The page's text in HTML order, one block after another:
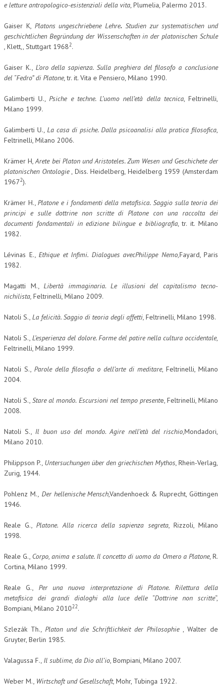
e letture antropologico-esistenziali della vita, Plumelia, Palermo 2013.
Gaiser K, Platons ungeschriebene Lehre. Studien zur systematischen und
geschichtlichen Begründung der Wissenschaften in der platonischen Schule
, Klett,, Stuttgart 19682.
Gaiser K., L’oro della sapienza. Sulla preghiera del filosofo a conclusione
del “Fedro” di Platone, tr. it. Vita e Pensiero, Milano 1990.
Galimberti U.,Psiche e techne. L’uomo nell’età della tecnica, Feltrinelli,
Milano 1999.
Galimberti U., La casa di psiche. Dalla psicoanalisi alla pratica filosofica,
Feltrinelli, Milano 2006.
Krämer H,Arete bei Platon und Aristoteles. Zum Wesen und Geschichete der
platonischen Ontologie, Diss. Heidelberg, Heidelberg 1959 (Amsterdam
19672).
Krämer H.,Platone e i fondamenti della metafisica. Saggio sulla teoria dei
principi e sulle dottrine non scritte di Platone con una raccolta dei
documenti fondamentali in edizione bilingue e bibliografia, tr. it. Milano
1982.
Lévinas E., Ethique et Infimi. Dialogues avecPhilippe Nemo,Fayard, Paris
1982.
Magatti M., Libertà immaginaria. Le illusioni del capitalismo tecno-
nichilista, Feltrinelli, Milano 2009.
Natoli S., La felicità. Saggio di teoria degli affetti, Feltrinelli, Milano 1998.
Natoli S., L’esperienza del dolore. Forme del patire nella cultura occidentale,
Feltrinelli, Milano 1999.
Natoli S., Parole della filosofia o dell’arte di meditare, Feltrinelli, Milano
2004.
Natoli S.,Stare al mondo. Escursioni nel tempo presente, Feltrinelli, Milano
2008.
Natoli S., Il buon uso del mondo. Agire nell’età del rischio,Mondadori,
Milano 2010.
Philippson P., Untersuchungen über den griechischen Mythos, Rhein-Verlag,
Zurig, 1944.
Pohlenz M., Der hellenische Mensch,Vandenhoeck & Ruprecht, Göttingen
1946.
Reale G.,Platone. Alla ricerca della sapienza segreta, Rizzoli, Milano
1998.
Reale G., Corpo, anima e salute. Il concetto di uomo da Omero a Platone, R.
Cortina, Milano 1999.
Reale G., Per una nuova interpretazione di Platone. Rilettura della
metafisica dei grandi dialoghi alla luce delle “Dottrine non scritte“,
Bompiani, Milano 201022.
Szlezák Th., Platon und die Schriftlichkeit der Philosophie, Walter de
Gruyter, Berlin 1985.
Valagussa F., Il sublime, da Dio all’io, Bompiani, Milano 2007.
Weber M., Wirtschaft und Gesellschaft, Mohr, Tubinga 1922.